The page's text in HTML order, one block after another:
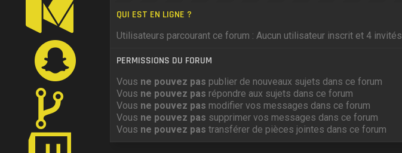
QUI EST EN LIGNE ?
Utilisateurs parcourant ce forum : Aucun utilisateur inscrit et 4 invités
PERMISSIONS DU FORUM
Vous ne pouvez pas publier de nouveaux sujets dans ce forum
Vous ne pouvez pas répondre aux sujets dans ce forum
Vous ne pouvez pas modifier vos messages dans ce forum
Vous ne pouvez pas supprimer vos messages dans ce forum
Vous ne pouvez pas transférer de pièces jointes dans ce forum